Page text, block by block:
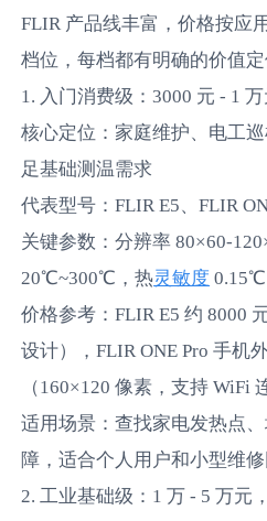
FLIR 产品线丰富，价格按应
档位，每档都有明确的价值定
1. 入门消费级：3000 元 - 1
核心定位：家庭维护、电工
足基础测温需求
代表型号：FLIR E5、FLIR
关键参数：分辨率 80×60-
20℃~300℃，热灵敏度 0.15℃
价格参考：FLIR E5 约 8000
设计），FLIR ONE Pro 手机
（160×120 像素，支持 WiFi
适用场景：查找家电发热点
障，适合个人用户和小型维
2. 工业基础级：1 万 - 5 万元